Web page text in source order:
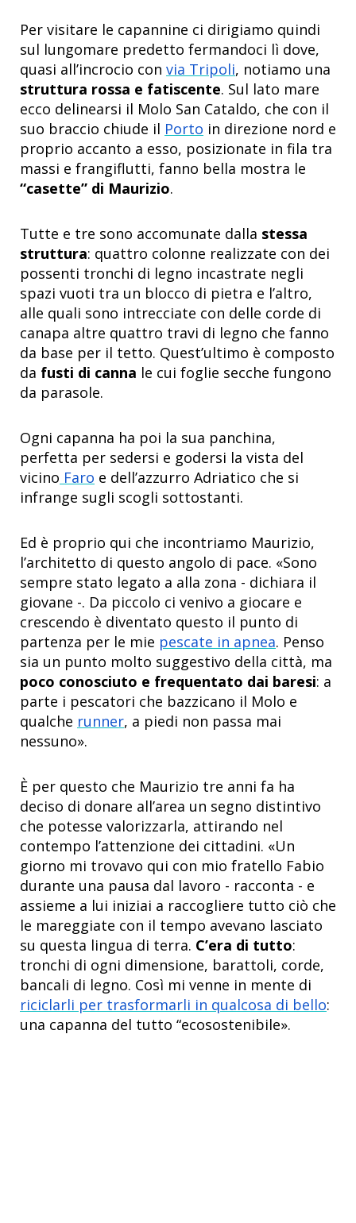
Per visitare le capannine ci dirigiamo quindi
sul lungomare predetto fermandoci lì dove,
quasi all’incrocio con via Tripoli, notiamo una
struttura rossa e fatiscente. Sul lato mare
ecco delinearsi il Molo San Cataldo, che con il
suo braccio chiude il Porto in direzione nord e
proprio accanto a esso, posizionate in fila tra
massi e frangiflutti, fanno bella mostra le
“casette” di Maurizio.
Tutte e tre sono accomunate dalla stessa
struttura: quattro colonne realizzate con dei
possenti tronchi di legno incastrate negli
spazi vuoti tra un blocco di pietra e l’altro,
alle quali sono intrecciate con delle corde di
canapa altre quattro travi di legno che fanno
da base per il tetto. Quest’ultimo è composto
da fusti di canna le cui foglie secche fungono
da parasole.
Ogni capanna ha poi la sua panchina,
perfetta per sedersi e godersi la vista del
vicino Faro e dell’azzurro Adriatico che si
infrange sugli scogli sottostanti.
Ed è proprio qui che incontriamo Maurizio,
l’architetto di questo angolo di pace. «Sono
sempre stato legato a alla zona - dichiara il
giovane -. Da piccolo ci venivo a giocare e
crescendo è diventato questo il punto di
partenza per le mie pescate in apnea. Penso
sia un punto molto suggestivo della città, ma
poco conosciuto e frequentato dai baresi: a
parte i pescatori che bazzicano il Molo e
qualche runner, a piedi non passa mai
nessuno».
È per questo che Maurizio tre anni fa ha
deciso di donare all’area un segno distintivo
che potesse valorizzarla, attirando nel
contempo l’attenzione dei cittadini. «Un
giorno mi trovavo qui con mio fratello Fabio
durante una pausa dal lavoro - racconta - e
assieme a lui iniziai a raccogliere tutto ciò che
le mareggiate con il tempo avevano lasciato
su questa lingua di terra. C’era di tutto:
tronchi di ogni dimensione, barattoli, corde,
bancali di legno. Così mi venne in mente di
riciclarli per trasformarli in qualcosa di bello:
una capanna del tutto “ecosostenibile».